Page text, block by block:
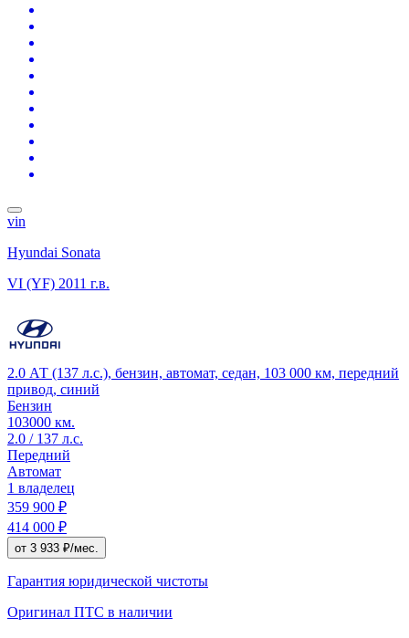
vin
Hyundai Sonata
VI (YF) 2011 г.в.
2.0 АТ (137 л.с.), бензин, автомат, седан, 103 000 км, передний
привод, синий
Бензин
103000 км.
2.0 / 137 л.с.
Передний
Автомат
1 владелец
359 900 ₽
414 000 ₽
от 3 933 ₽/мес.
Гарантия юридической чистоты
Оригинал ПТС в наличии